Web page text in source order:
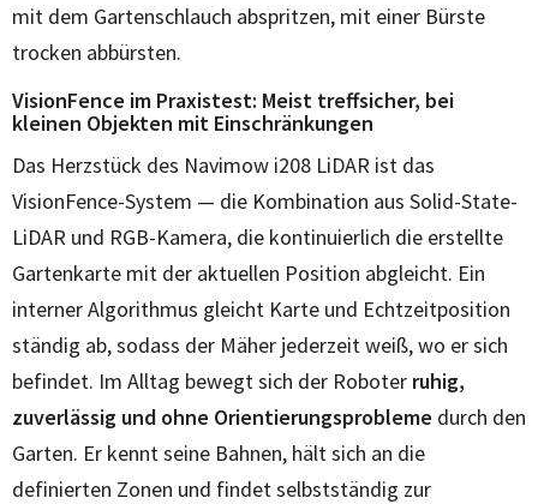
mit dem Gartenschlauch abspritzen, mit einer Bürste
trocken abbürsten.
VisionFence im Praxistest: Meist treffsicher, bei
kleinen Objekten mit Einschränkungen
Das Herzstück des Navimow i208 LiDAR ist das
VisionFence-System — die Kombination aus Solid-State-
LiDAR und RGB-Kamera, die kontinuierlich die erstellte
Gartenkarte mit der aktuellen Position abgleicht. Ein
interner Algorithmus gleicht Karte und Echtzeitposition
ständig ab, sodass der Mäher jederzeit weiß, wo er sich
befindet. Im Alltag bewegt sich der Roboter ruhig,
zuverlässig und ohne Orientierungsprobleme durch den
Garten. Er kennt seine Bahnen, hält sich an die
definierten Zonen und findet selbstständig zur